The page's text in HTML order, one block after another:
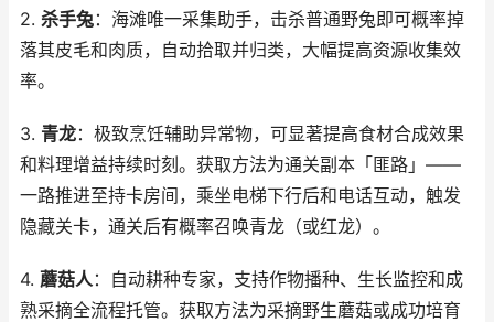
2. 杀手兔：海滩唯一采集助手，击杀普通野兔即可概率掉
落其皮毛和肉质，自动拾取并归类，大幅提高资源收集效
率。
3. 青龙：极致烹饪辅助异常物，可显著提高食材合成效果
和料理增益持续时刻。获取方法为通关副本「匪路」——
一路推进至持卡房间，乘坐电梯下行后和电话互动，触发
隐藏关卡，通关后有概率召唤青龙（或红龙）。
4. 蘑菇人：自动耕种专家，支持作物播种、生长监控和成
熟采摘全流程托管。获取方法为采摘野生蘑菇或成功培育